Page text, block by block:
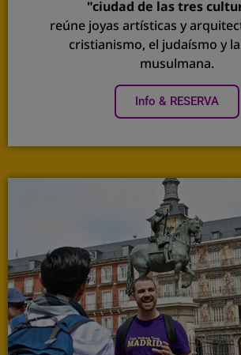
"ciudad de las tres
reúne joyas artísticas y
cristianismo, el judaísmo y
musulmana.
Info & RESERVA